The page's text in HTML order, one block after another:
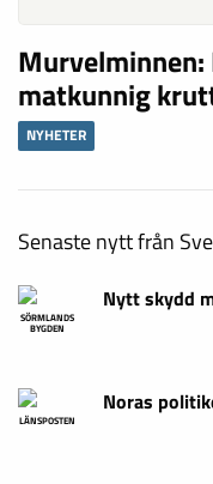
matkunnig
NYHETER
Senaste nytt från
SÖRMLANDS
BYGDEN
Nytt skydd
LÄNSPOSTEN
Noras